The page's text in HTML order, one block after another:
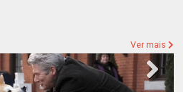
Ver mais